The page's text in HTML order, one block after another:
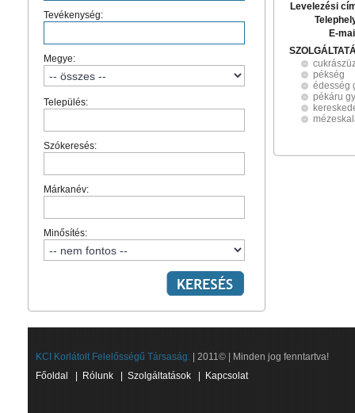
Tevékenység:
Megye:
Település:
Szókeresés:
Márkanév:
Minősítés:
Levelezési
E-
pékség
édesség
pékáru
KCI Korlátolt Felelősségű Társaság. | 2011© | Minden jog fenntartva!
Főoldal
Rólunk Szolgáltatások Kapcsolat